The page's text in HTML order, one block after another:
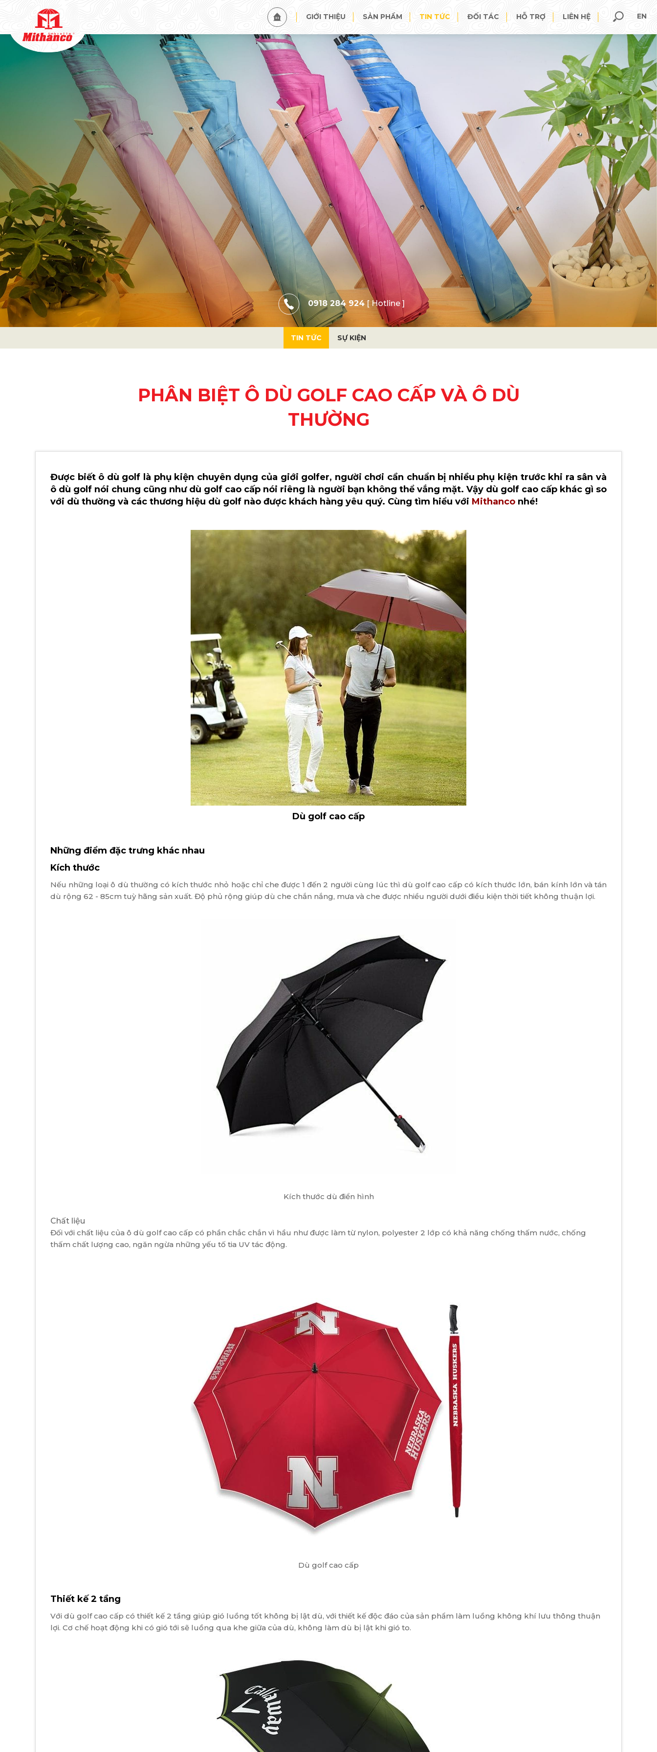
EN
GIỚI THIỆU SẢN PHẨM TIN TỨC ĐỐI TÁC HỖ TRỢ LIÊN HỆ
TIN TỨC SỰ KIỆN
0918 284 924 [ Hotline ]
TIN TỨC SỰ KIỆN
PHÂN BIỆT Ô DÙ GOLF CAO CẤP VÀ Ô DÙ
THƯỜNG
Được biết ô dù golf là phụ kiện chuyên dụng của giới golfer, người chơi cần chuẩn bị nhiều phụ kiện trước khi ra sân và
ô dù golf nói chung cũng như dù golf cao cấp nói riêng là người bạn không thể vắng mặt. Vậy dù golf cao cấp khác gì so
với dù thường và các thương hiệu dù golf nào được khách hàng yêu quý. Cùng tìm hiểu với Mithanco nhé!
Dù golf cao cấp
Những điểm đặc trưng khác nhau
Kích thước
Nếu những loại ô dù thường có kích thước nhỏ hoặc chỉ che được 1 đến 2 người cùng lúc thì dù golf cao cấp có kích thước lớn, bán kính lớn và tán
dù rộng 62 - 85cm tuỳ hãng sản xuất. Độ phủ rộng giúp dù che chắn nắng, mưa và che được nhiều người dưới điều kiện thời tiết không thuận lợi.
Kích thước dù điển hình
Chất liệu
Đối với chất liệu của ô dù golf cao cấp có phần chắc chắn vì hầu như được làm từ nylon, polyester 2 lớp có khả năng chống thấm nước, chống
thấm chất lượng cao, ngăn ngừa những yếu tố tia UV tác động.
Dù golf cao cấp
Thiết kế 2 tầng
Với dù golf cao cấp có thiết kế 2 tầng giúp gió luồng tốt không bị lật dù, với thiết kế độc đáo của sản phẩm làm luồng không khí lưu thông thuận
lợi. Cơ chế hoạt động khi có gió tới sẽ luồng qua khe giữa của dù, không làm dù bị lật khi gió to.